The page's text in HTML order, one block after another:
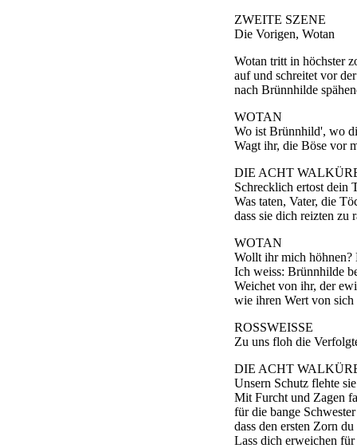
ZWEITE SZENE
Die Vorigen, Wotan
Wotan tritt in höchster
auf und schreitet vor
nach Brünnhilde
WOTAN
Wo ist Brünnhild', wo
Wagt ihr, die Böse vor
DIE ACHT
Schrecklich ertost dein
Was taten, Vater, die
dass sie dich reizten zu
WOTAN
Wollt ihr mich höhnen?
Ich weiss: Brünnhilde
Weichet von ihr, der
wie ihren Wert von
ROSSWEISSE
Zu uns floh die
DIE ACHT
Unsern Schutz flehte
Mit Furcht und Zagen
für die bange
dass den ersten Zorn du
Lass dich erweichen